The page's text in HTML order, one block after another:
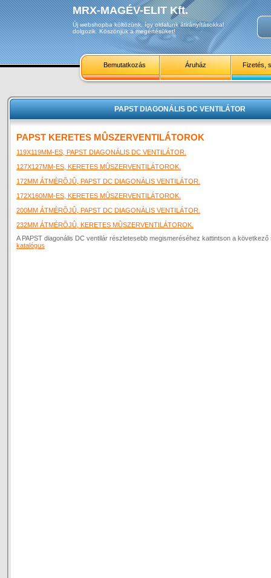
MRX-MAGÉV-ELIT Kft.
Új webshopba költözünk, így oldalunk átirányításokkal
dolgozik. Köszönjük a megértésüket!
Bemutatkozás Áruház Fizetés,
PAPST DIAGONÁLIS DC VENTILÁTOR
PAPST KERETES MÛSZERVENTILÁTOROK
119X119MM-ES, PAPST DIAGONÁLIS DC VENTILÁTOR.
127X127MM-ES, KERETES MÛSZERVENTILÁTOROK.
172MM ÁTMÉRÕJÛ, PAPST DC DIAGONÁLIS VENTILÁTOR.
172X160MM-ES, KERETES MÛSZERVENTILÁTOROK.
200MM ÁTMÉRÕJÛ, PAPST DC DIAGONÁLIS VENTILÁTOR.
232MM ÁTMÉRÕJÛ, KERETES MÛSZERVENTILÁTOROK.
A PAPST diagonális DC ventilár részletesebb megismeréséhez kattintson a
katalógus